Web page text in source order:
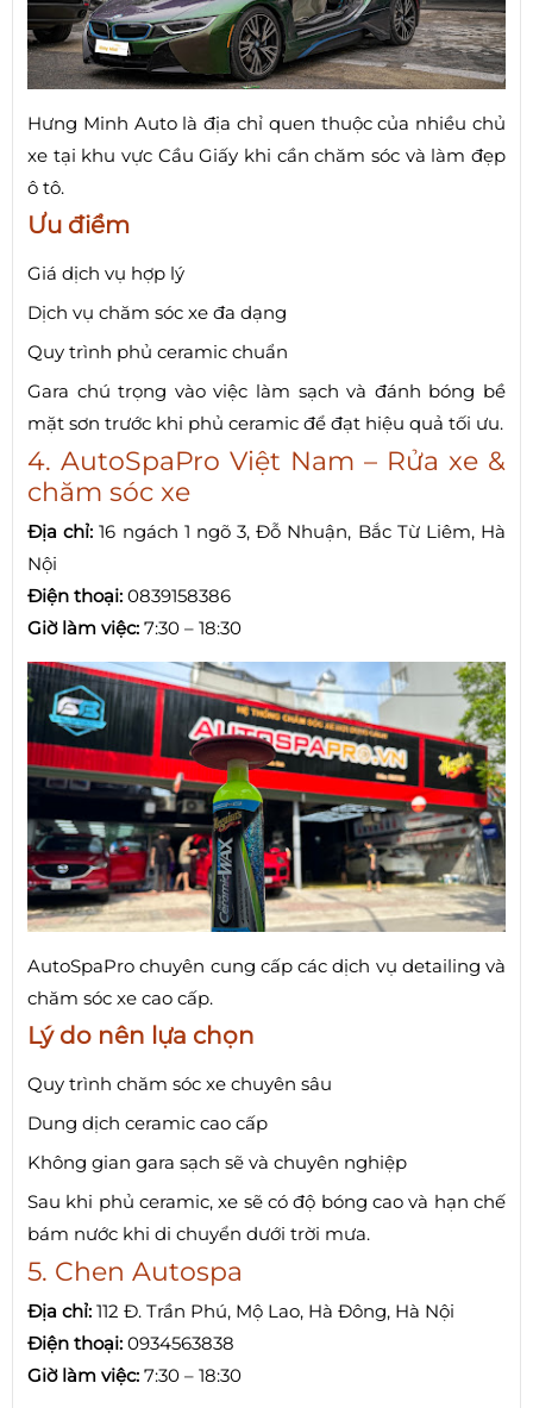
Hưng Minh Auto là địa chỉ quen thuộc của nhiều chủ
xe tại khu vực Cầu Giấy khi cần chăm sóc và làm đẹp
ô tô.
Ưu điểm
Giá dịch vụ hợp lý
Dịch vụ chăm sóc xe đa dạng
Quy trình phủ ceramic chuẩn
Gara chú trọng vào việc làm sạch và đánh bóng bề
mặt sơn trước khi phủ ceramic để đạt hiệu quả tối ưu.
4. AutoSpaPro Việt Nam – Rửa xe &
chăm sóc xe
Địa chỉ: 16 ngách 1 ngõ 3, Đỗ Nhuận, Bắc Từ Liêm, Hà
Nội
Điện thoại: 0839158386
Giờ làm việc: 7:30 – 18:30
AutoSpaPro chuyên cung cấp các dịch vụ detailing và
chăm sóc xe cao cấp.
Lý do nên lựa chọn
Quy trình chăm sóc xe chuyên sâu
Dung dịch ceramic cao cấp
Không gian gara sạch sẽ và chuyên nghiệp
Sau khi phủ ceramic, xe sẽ có độ bóng cao và hạn chế
bám nước khi di chuyển dưới trời mưa.
5. Chen Autospa
Địa chỉ: 112 Đ. Trần Phú, Mộ Lao, Hà Đông, Hà Nội
Điện thoại: 0934563838
Giờ làm việc: 7:30 – 18:30